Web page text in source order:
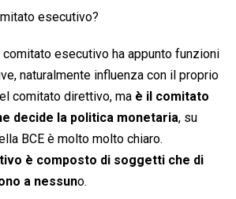
esecutivo?
comitato esecutivo ha appunto funzioni
naturalmente influenza con il proprio
comitato direttivo, ma è il comitato
decide la politica monetaria, su
BCE è molto molto chiaro.
è composto di soggetti che di
a nessuno.